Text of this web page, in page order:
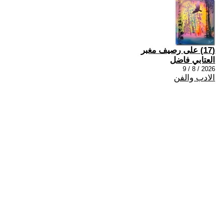
(17) على رصيف مغبر
العتابي فاضل
2026 / 8 / 9
الادب والفن